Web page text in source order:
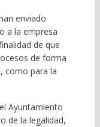
enviado
a la empresa
de que
de forma
como para la
Ayuntamiento
de la legalidad,